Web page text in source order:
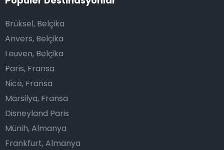
Brüksel, Belçika
Anvers, Belçika
Leuven, Belçika
Paris, Fransa
Nice, Fransa
Marsilya, Fransa
Disneyland Paris
Münih, Almanya
Frankfurt, Almanya